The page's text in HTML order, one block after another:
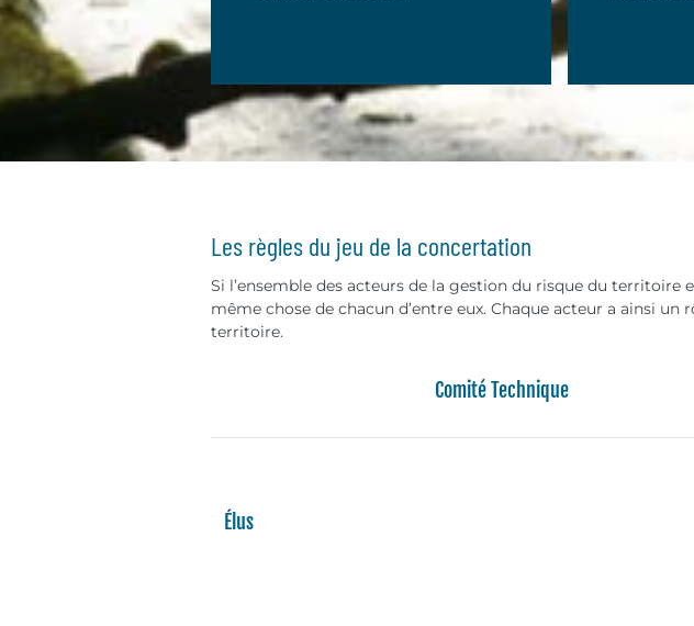
Les règles du jeu de la concertation
Si l’ensemble des acteurs de la gestion du risque du territoire
même chose de chacun d’entre eux. Chaque acteur a ainsi
territoire.
Comité Technique
Élus